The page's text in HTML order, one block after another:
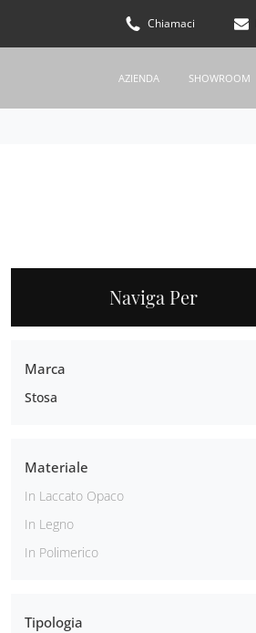
Chiamaci
AZIENDA SHOWROOM
Naviga Per
Marca
Stosa
Materiale
In Laccato Opaco
In Legno
In Polimerico
Tipologia